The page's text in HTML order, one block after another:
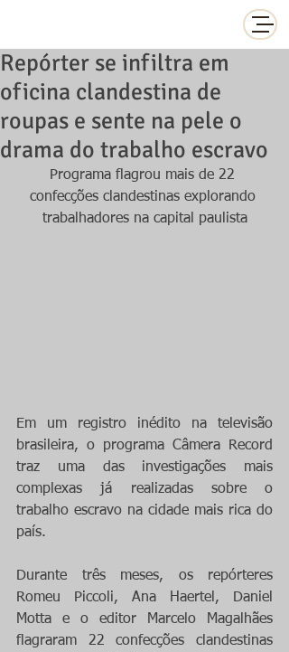
Repórter se infiltra em
oficina clandestina de
roupas e sente na pele o
drama do trabalho escravo
Programa flagrou mais de 22
confecções clandestinas explorando
trabalhadores na capital paulista
Em um registro inédito na televisão
brasileira, o programa Câmera Record
traz uma das investigações mais
complexas já realizadas sobre o
trabalho escravo na cidade mais rica do
país.
Durante três meses, os repórteres
Romeu Piccoli, Ana Haertel, Daniel
Motta e o editor Marcelo Magalhães
flagraram 22 confecções clandestinas